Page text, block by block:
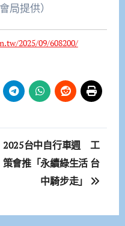
局提供）
2025/09/608200/
2025台中自行車週 工
策會推「永續綠生活 台
中騎步走」